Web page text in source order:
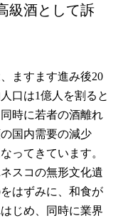
級酒として訴
ますます進み後20
口は1億人を割ると
時に若者の酒離れ
国内需要の減少
ってきています。
スコの無形文化遺
はずみに、和食が
じめ、同時に業界